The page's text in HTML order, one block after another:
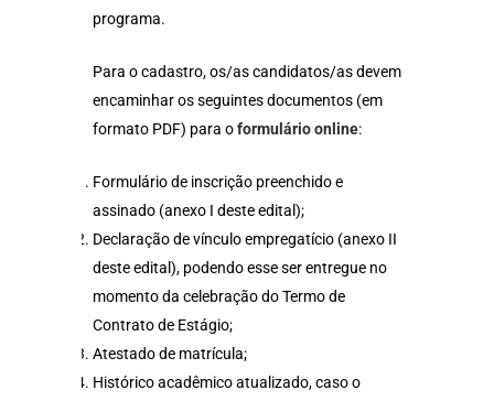
programa.
Para o cadastro, os/as candidatos/as devem
encaminhar os seguintes documentos (em
formato PDF) para oformulário online:
Formulário de inscrição preenchido e
assinado (anexo I deste edital);
Declaração de vínculo empregatício (anexo II
deste edital), podendo esse ser entregue no
momento da celebração do Termo de
Contrato de Estágio;
Atestado de matrícula;
Histórico acadêmico atualizado, caso o